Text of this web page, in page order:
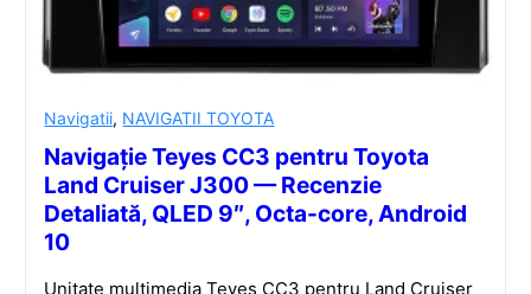
Navigatii, NAVIGATII TOYOTA
Navigație Teyes CC3 pentru Toyota
Land Cruiser J300 — Recenzie
Detaliată, QLED 9″, Octa-core, Android
10
Unitate multimedia Teyes CC3 pentru Land Cruiser